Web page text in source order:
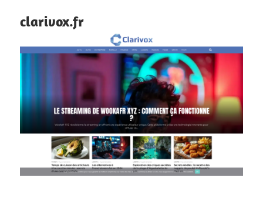
clarivox.fr